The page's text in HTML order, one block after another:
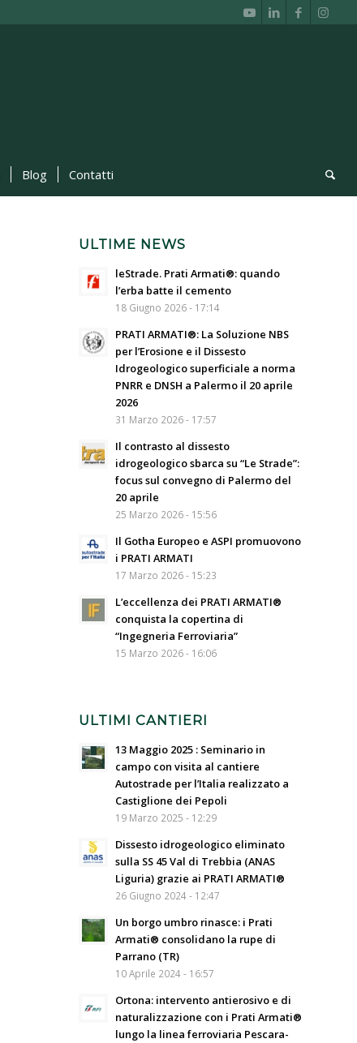
Blog Contatti
ULTIME NEWS
leStrade. Prati Armati®: quando
l’erba batte il cemento
18 Giugno 2026 - 17:14
PRATI ARMATI®: La Soluzione NBS
per l’Erosione e il Dissesto
Idrogeologico superficiale a norma
PNRR e DNSH a Palermo il 20 aprile
2026
31 Marzo 2026 - 17:57
Il contrasto al dissesto
idrogeologico sbarca su “Le Strade”:
focus sul convegno di Palermo del
20 aprile
25 Marzo 2026 - 15:56
Il Gotha Europeo e ASPI promuovono
i PRATI ARMATI
17 Marzo 2026 - 15:23
L’eccellenza dei PRATI ARMATI®
conquista la copertina di
“Ingegneria Ferroviaria”
15 Marzo 2026 - 16:06
ULTIMI CANTIERI
13 Maggio 2025 : Seminario in
campo con visita al cantiere
Autostrade per l’Italia realizzato a
Castiglione dei Pepoli
19 Marzo 2025 - 12:29
Dissesto idrogeologico eliminato
sulla SS 45 Val di Trebbia (ANAS
Liguria) grazie ai PRATI ARMATI®
26 Giugno 2024 - 12:47
Un borgo umbro rinasce: i Prati
Armati® consolidano la rupe di
Parrano (TR)
10 Aprile 2024 - 16:57
Ortona: intervento antierosivo e di
naturalizzazione con i Prati Armati®
lungo la linea ferroviaria Pescara-